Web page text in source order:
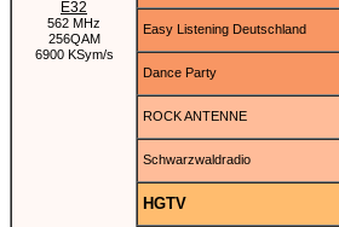
E32
562 MHz
256QAM
6900 KSym/s
Easy Listening Deutschland
Dance Party
ROCK ANTENNE
Schwarzwaldradio
HGTV